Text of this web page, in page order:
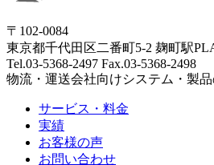
〒102-0084
東京都千代田区二番町5-2 麹町駅
Tel.03-5368-2497 Fax.03-5368-2498
物流・運送会社向けシステム・製
サービス・料金
実績
お客様の声
お問い合わせ